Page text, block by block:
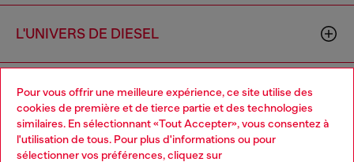
Pour vous offrir une meilleure expérience, ce site utilise des
cookies de première et de tierce partie et des technologies
similaires. En sélectionnant «Tout Accepter», vous consentez à
l'utilisation de tous. Pour plus d'informations ou pour
sélectionner vos préférences, cliquez sur
L'UNIVERS DE DIESEL
ENTREPRISE
Choose your location